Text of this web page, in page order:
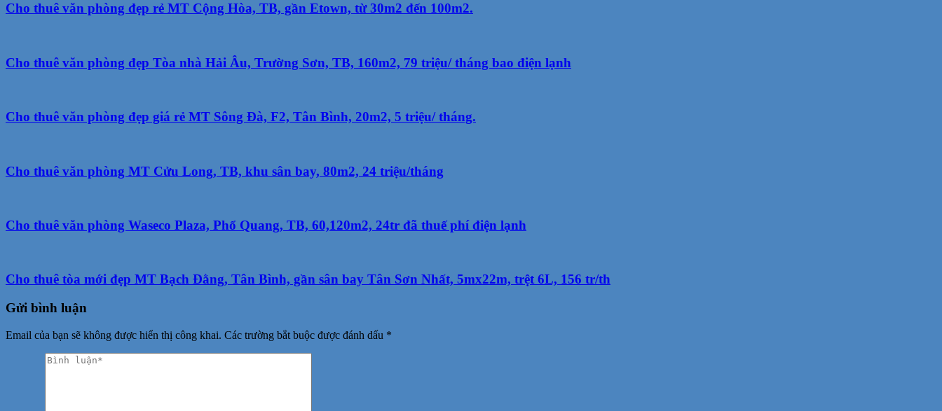
Cho thuê văn phòng đẹp rẻ MT Cộng Hòa, TB, gần Etown, từ 30m2 đến 100m2.
Cho thuê văn phòng đẹp Tòa nhà Hải Âu, Trường Sơn, TB, 160m2, 79 triệu/ tháng bao điện lạnh
Cho thuê văn phòng đẹp giá rẻ MT Sông Đà, F2, Tân Bình, 20m2, 5 triệu/ tháng.
Cho thuê văn phòng MT Cửu Long, TB, khu sân bay, 80m2, 24 triệu/tháng
Cho thuê văn phòng Waseco Plaza, Phổ Quang, TB, 60,120m2, 24tr đã thuế phí điện lạnh
Cho thuê tòa mới đẹp MT Bạch Đằng, Tân Bình, gần sân bay Tân Sơn Nhất, 5mx22m, trệt 6L, 156 tr/th
Gửi bình luận
Email của bạn sẽ không được hiển thị công khai. Các trường bắt buộc được đánh dấu *